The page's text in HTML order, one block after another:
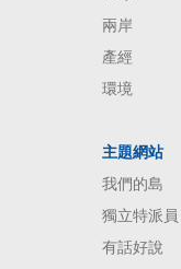
兩岸
產經
環境
主題網站
我們的島
獨立特派員
有話好說